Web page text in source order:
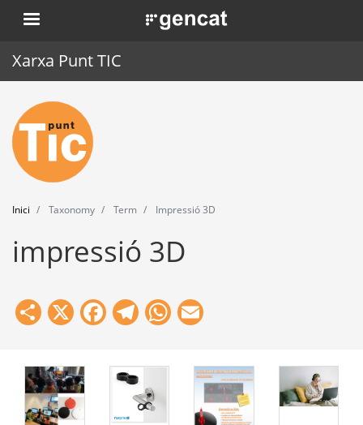
Vés
al
. Obre en una nova finestra.
Xarxa Punt TIC
Inici
Punt TIC
Actualitat
Agenda
Formació
Eines
Inici Taxonomy Term Impressió 3D
impressió 3D
Share
X Facebook
Telegram
WhatsApp